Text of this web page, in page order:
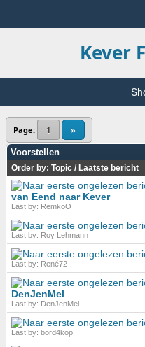
Kever
Page: 1 »
Voorstellen
Order by: Topic / Laatste bericht
van Eend naar Kever
Last by: RemkoO
Last by: Roy Lehmann
Last by: René72
DenJenMel
Last by: DenJenMel
Last by: bord4kop